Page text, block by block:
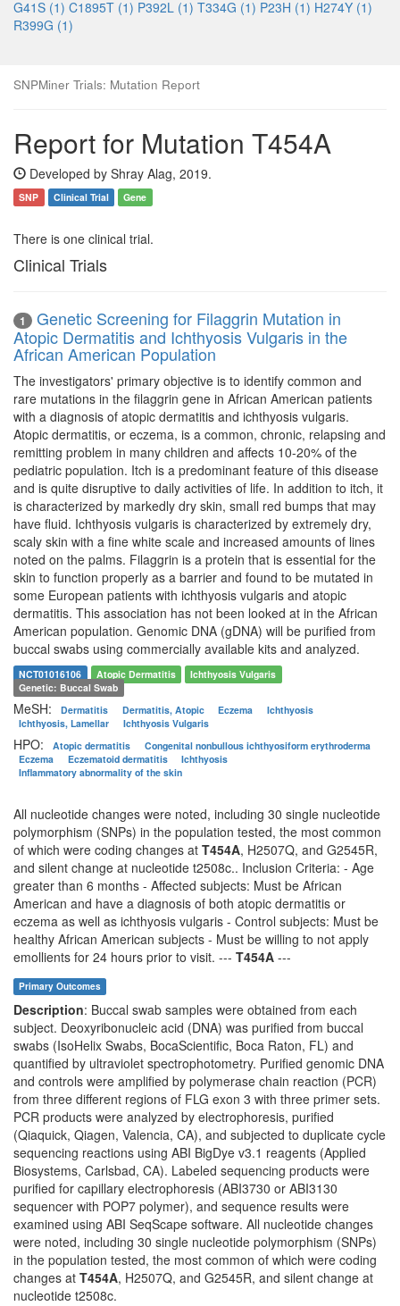
G41S (1) C1895T (1) P392L (1) T334G (1) P23H (1) H274Y (1)
R399G (1)
SNPMiner Trials: Mutation Report
Report for Mutation T454A
Developed by Shray Alag, 2019.
SNP Clinical Trial Gene
There is one clinical trial.
Clinical Trials
1
Genetic Screening for Filaggrin Mutation in
Atopic Dermatitis and Ichthyosis Vulgaris in the
African American Population
The investigators' primary objective is to identify common and
rare mutations in the filaggrin gene in African American patients
with a diagnosis of atopic dermatitis and ichthyosis vulgaris.
Atopic dermatitis, or eczema, is a common, chronic, relapsing and
remitting problem in many children and affects 10-20% of the
pediatric population. Itch is a predominant feature of this disease
and is quite disruptive to daily activities of life. In addition to itch, it
is characterized by markedly dry skin, small red bumps that may
have fluid. Ichthyosis vulgaris is characterized by extremely dry,
scaly skin with a fine white scale and increased amounts of lines
noted on the palms. Filaggrin is a protein that is essential for the
skin to function properly as a barrier and found to be mutated in
some European patients with ichthyosis vulgaris and atopic
dermatitis. This association has not been looked at in the African
American population. Genomic DNA (gDNA) will be purified from
buccal swabs using commercially available kits and analyzed.
NCT01016106 Atopic Dermatitis
Ichthyosis Vulgaris
Genetic: Buccal Swab
MeSH: Dermatitis Dermatitis, Atopic Eczema
Ichthyosis
Ichthyosis, Lamellar
Ichthyosis Vulgaris
HPO: Atopic dermatitis
Congenital nonbullous ichthyosiform erythroderma
Eczema
Eczematoid dermatitis
Ichthyosis
Inflammatory abnormality of the skin
All nucleotide changes were noted, including 30 single nucleotide
polymorphism (SNPs) in the population tested, the most common
of which were coding changes at T454A, H2507Q, and G2545R,
and silent change at nucleotide t2508c.. Inclusion Criteria: - Age
greater than 6 months - Affected subjects: Must be African
American and have a diagnosis of both atopic dermatitis or
eczema as well as ichthyosis vulgaris - Control subjects: Must be
healthy African American subjects - Must be willing to not apply
emollients for 24 hours prior to visit. --- T454A ---
Primary Outcomes
Description: Buccal swab samples were obtained from each
subject. Deoxyribonucleic acid (DNA) was purified from buccal
swabs (IsoHelix Swabs, BocaScientific, Boca Raton, FL) and
quantified by ultraviolet spectrophotometry. Purified genomic DNA
and controls were amplified by polymerase chain reaction (PCR)
from three different regions of FLG exon 3 with three primer sets.
PCR products were analyzed by electrophoresis, purified
(Qiaquick, Qiagen, Valencia, CA), and subjected to duplicate cycle
sequencing reactions using ABI BigDye v3.1 reagents (Applied
Biosystems, Carlsbad, CA). Labeled sequencing products were
purified for capillary electrophoresis (ABI3730 or ABI3130
sequencer with POP7 polymer), and sequence results were
examined using ABI SeqScape software. All nucleotide changes
were noted, including 30 single nucleotide polymorphism (SNPs)
in the population tested, the most common of which were coding
changes at T454A, H2507Q, and G2545R, and silent change at
nucleotide t2508c.